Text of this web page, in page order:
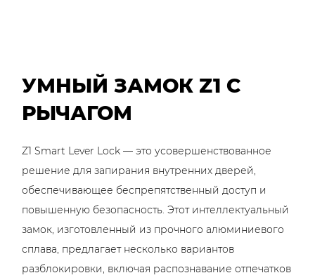
УМНЫЙ ЗАМОК Z1 С
РЫЧАГОМ
Z1 Smart Lever Lock — это усовершенствованное
решение для запирания внутренних дверей,
обеспечивающее беспрепятственный доступ и
повышенную безопасность. Этот интеллектуальный
замок, изготовленный из прочного алюминиевого
сплава, предлагает несколько вариантов
разблокировки, включая распознавание отпечатков